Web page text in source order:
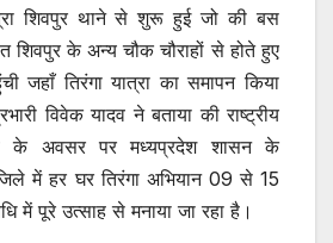
शिवपुर थाने से शुरू हुई जो की बस
शिवपुर के अन्य चौक चौराहों से होते हुए
जहाँ तिरंगा यात्रा का समापन किया
विवेक यादव ने बताया की राष्ट्रीय
के अवसर पर मध्यप्रदेश शासन के
में हर घर तिरंगा अभियान 09 से 15
में पूरे उत्साह से मनाया जा रहा है।